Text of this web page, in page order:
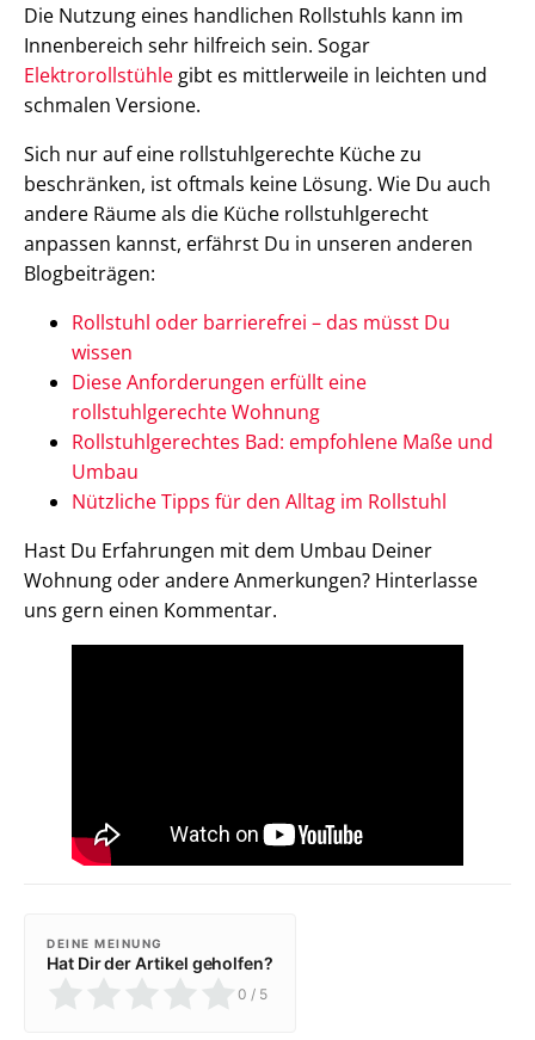
Die Nutzung eines handlichen Rollstuhls kann im
Innenbereich sehr hilfreich sein. Sogar
Elektrorollstühle gibt es mittlerweile in leichten und
schmalen Versione.
Sich nur auf eine rollstuhlgerechte Küche zu
beschränken, ist oftmals keine Lösung. Wie Du auch
andere Räume als die Küche rollstuhlgerecht
anpassen kannst, erfährst Du in unseren anderen
Blogbeiträgen:
Rollstuhl oder barrierefrei – das müsst Du
wissen
Diese Anforderungen erfüllt eine
rollstuhlgerechte Wohnung
Rollstuhlgerechtes Bad: empfohlene Maße und
Umbau
Nützliche Tipps für den Alltag im Rollstuhl
Hast Du Erfahrungen mit dem Umbau Deiner
Wohnung oder andere Anmerkungen? Hinterlasse
uns gern einen Kommentar.
DEINE MEINUNG
Hat Dir der Artikel geholfen?
0 / 5